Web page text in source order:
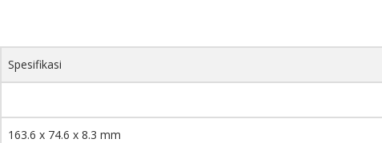
Spesifikasi
163.6 x 74.6 x 8.3 mm